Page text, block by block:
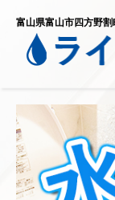
富山県富山市四方野